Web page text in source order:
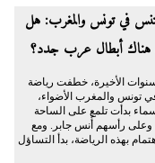
في تونس والمغرب: هل
أبطال عرب جدد؟
الأخيرة، خطفت رياضة
تونس والمغرب الأضواء،
بدأت تلمع على الساحة
وعلى رأسهم أُنس جابر. ومع
بهذه الرياضة، بدأ التساؤل